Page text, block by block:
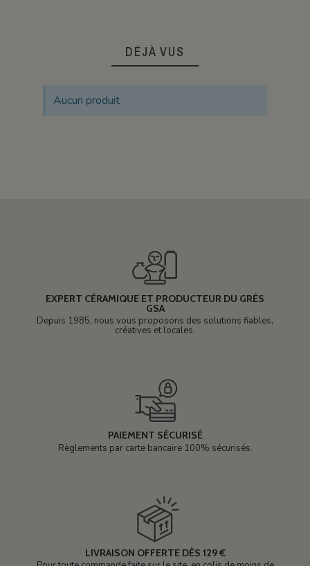
DÉJÀ VUS
Aucun produit
EXPERT CÉRAMIQUE ET PRODUCTEUR DU GRÈS
GSA
Depuis 1985, nous vous proposons des solutions fiables,
créatives et locales.
PAIEMENT SÉCURISÉ
Règlements par carte bancaire 100% sécurisés.
LIVRAISON OFFERTE DÈS 129 €